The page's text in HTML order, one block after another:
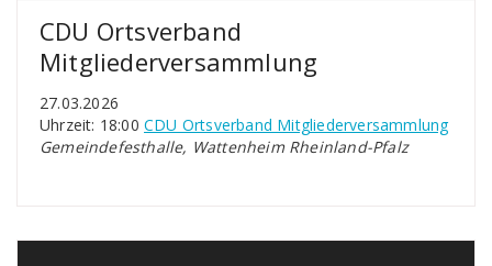
CDU Ortsverband
Mitgliederversammlung
27.03.2026
Uhrzeit: 18:00 CDU Ortsverband Mitgliederversammlung
Gemeindefesthalle, Wattenheim Rheinland-Pfalz